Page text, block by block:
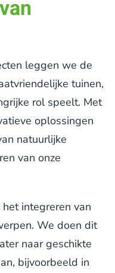
leggen we de
tuinen,
rol speelt. Met
oplossingen
natuurlijke
van onze
integreren van
We doen dit
naar geschikte
bijvoorbeeld in